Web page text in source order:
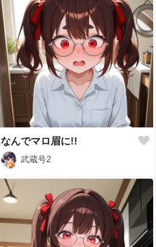
なんでマロ眉に!!
武蔵号2